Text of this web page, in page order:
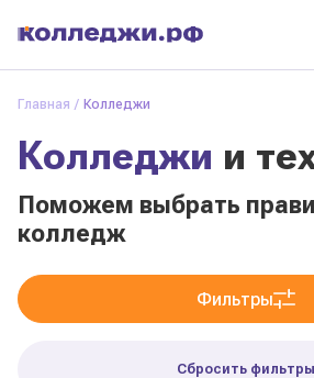
Главная Колледжи
Колледжи и
Поможем выбрать
колледж
Фильтры
Сбросить фильтры